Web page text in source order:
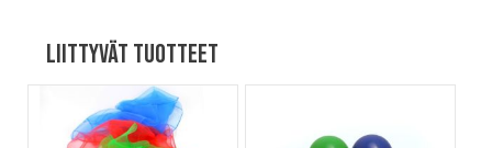
Liittyvät tuotteet